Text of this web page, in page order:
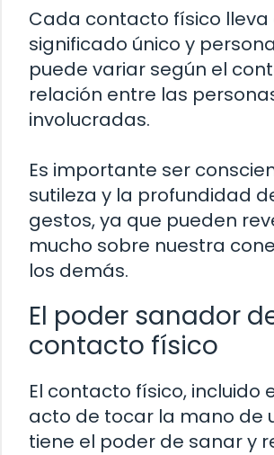
Cada contacto físico lleva
significado único y
puede variar según el
relación entre las
involucradas.
Es importante ser
sutileza y la profundidad
gestos, ya que pueden
mucho sobre nuestra
los demás.
El poder sanador
contacto físico
El contacto físico, incluido
acto de tocar la mano de
tiene el poder de sanar y